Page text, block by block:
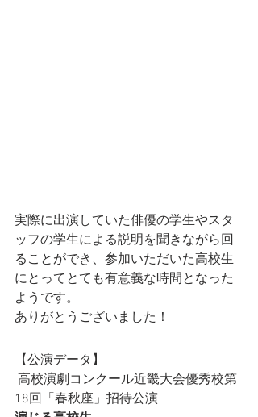
実際に出演していた俳優の学生やスタ
ッフの学生による説明を聞きながら回
ることができ、参加いただいた高校生
にとってとても有意義な時間となった
ようです。
ありがとうございました！
【公演データ】
18回「春秋座」招待公演